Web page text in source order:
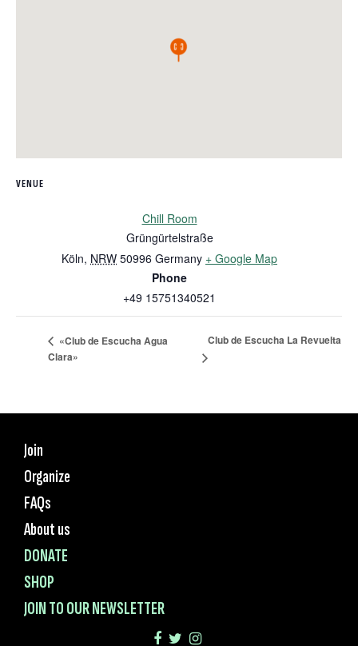
VENUE
Chill Room
Grüngürtelstraße
Köln, NRW 50996 Germany + Google Map
Phone
+49 15751340521
«Club de Escucha Agua
Clara»
Club de Escucha La Revuelta
Join
Organize
FAQs
About us
DONATE
SHOP
JOIN TO OUR NEWSLETTER